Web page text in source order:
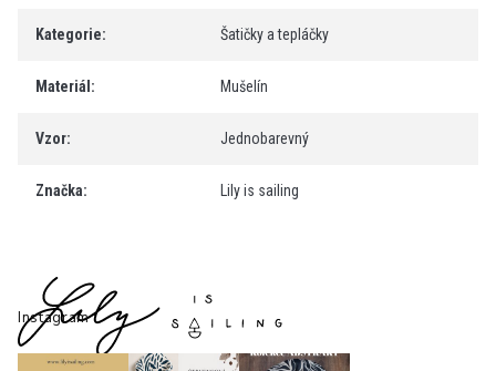
Kategorie: Šatičky a tepláčky
Materiál : Mušelín
Vzor: Jednobarevný
Značka: Lily is sailing
Instagram